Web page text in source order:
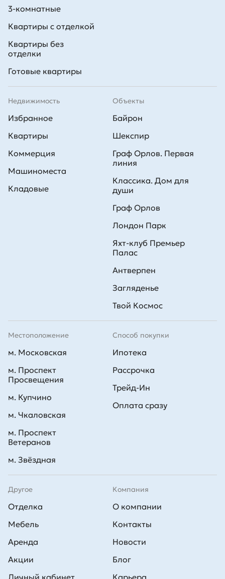
3-комнатные
Квартиры с отделкой
Квартиры без
отделки
Готовые квартиры
Недвижимость
Избранное
Квартиры
Коммерция
Машиноместа
Кладовые
Способ покупки
Ипотека
Рассрочка
Трейд-Ин
Оплата сразу
Объекты
Байрон
Шекспир
Граф Орлов. Первая
линия
Классика. Дом для
души
Граф Орлов
Лондон Парк
Яхт-клуб Премьер
Палас
Антверпен
Загляденье
Твой Космос
Другое
Отделка
Мебель
Аренда
Акции
Личный кабинет
Компания
О компании
Контакты
Новости
Блог
Карьера
Местоположение
м. Московская
м. Проспект
Просвещения
м. Купчино
м. Чкаловская
м. Проспект
Ветеранов
м. Звёздная